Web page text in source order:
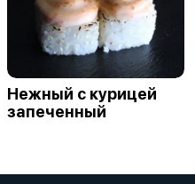
Нежный с курицей
запеченный